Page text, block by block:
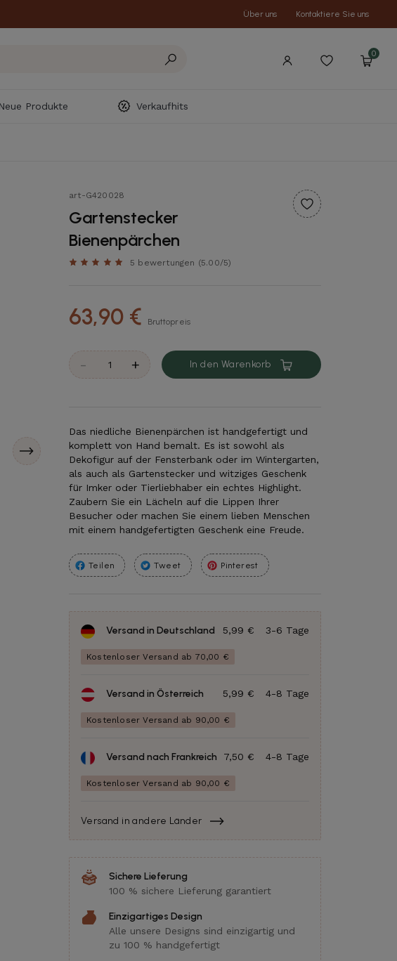
Über uns Kontaktiere Sie uns
0
Neue Produkte Verkaufhits
art-G420028
Gartenstecker
Bienenpärchen
5 bewertungen (5.00/5)
63,90 € Bruttopreis
- + In den Warenkorb
Das niedliche Bienenpärchen ist handgefertigt und
komplett von Hand bemalt. Es ist sowohl als
Dekofigur auf der Fensterbank oder im Wintergarten,
als auch als Gartenstecker und witziges Geschenk
für Imker oder Tierliebhaber ein echtes Highlight.
Zaubern Sie ein Lächeln auf die Lippen Ihrer
Besucher oder machen Sie einem lieben Menschen
mit einem handgefertigten Geschenk eine Freude.
Teilen Tweet Pinterest
Versand in Deutschland 3-6 Tage
5,99 €
Kostenloser Versand ab 70,00 €
Versand in Österreich 4-8 Tage
5,99 €
Kostenloser Versand ab 90,00 €
Versand nach Frankreich 4-8 Tage
7,50 €
Kostenloser Versand ab 90,00 €
Versand in andere Länder
Sichere Lieferung
100 % sichere Lieferung garantiert
Einzigartiges Design
Alle unsere Designs sind einzigartig und
zu 100 % handgefertigt